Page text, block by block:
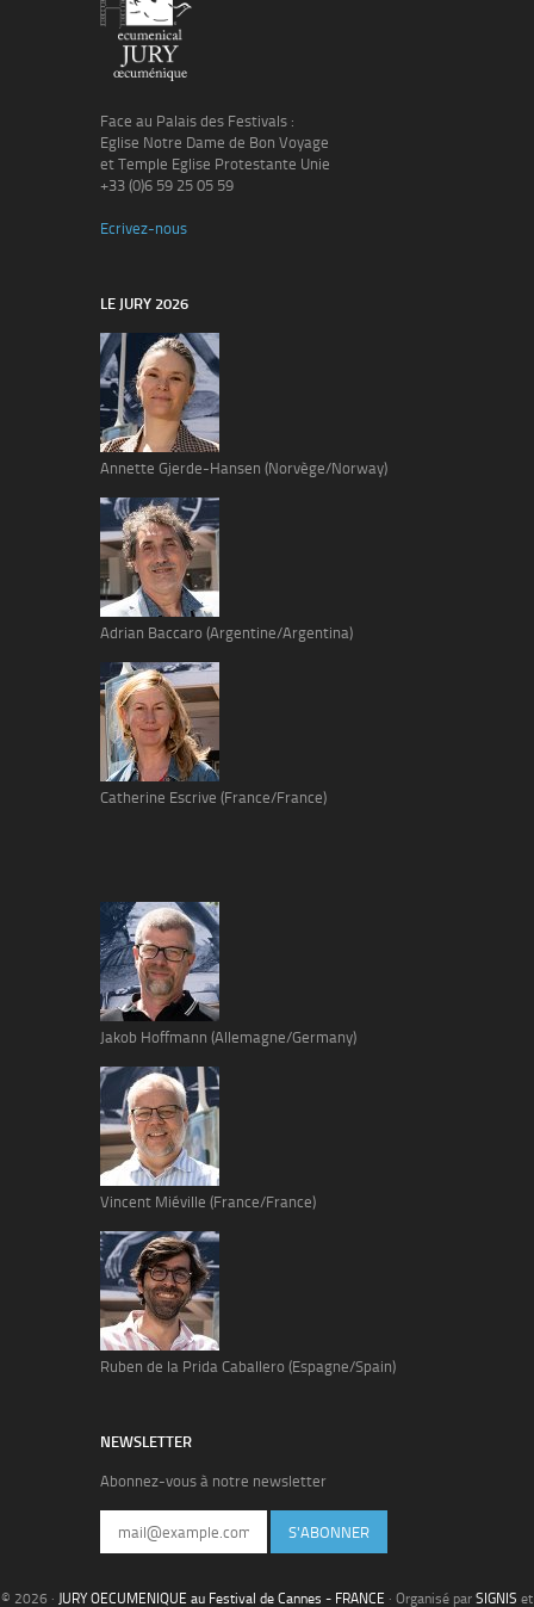
Face au Palais des Festivals :
Eglise Notre Dame de Bon Voyage
et Temple Eglise Protestante Unie
+33 (0)6 59 25 05 59
Ecrivez-nous
LE JURY 2026
Annette Gjerde-Hansen (Norvège/Norway)
Adrian Baccaro (Argentine/Argentina)
Catherine Escrive (France/France)
Jakob Hoffmann (Allemagne/Germany)
Vincent Miéville (France/France)
Ruben de la Prida Caballero (Espagne/Spain)
NEWSLETTER
Abonnez-vous à notre newsletter
S'ABONNER
© 2026 · JURY OECUMENIQUE au Festival de Cannes - FRANCE · Organisé par SIGNIS et